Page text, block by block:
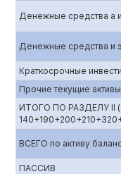
Денежные средства а
Денежные средства и
Краткосрочные
Прочие текущие
ИТОГО ПО РАЗДЕЛУ II
ВСЕГО по активу
ПАССИВ